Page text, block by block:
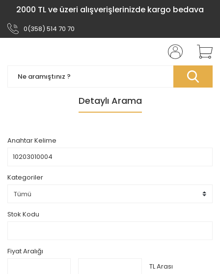
2000 TL ve üzeri alışverişlerinizde kargo bedava
0(358) 514 70 70
Detaylı Arama
Anahtar Kelime
Kategoriler
Stok Kodu
Fiyat Aralığı
TL Arası